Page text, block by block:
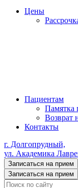
Цены
Пациентам
Памятка
Возврат
Контакты
г. Долгопрудный,
ул. Академика
Записаться на прием
Записаться на прием